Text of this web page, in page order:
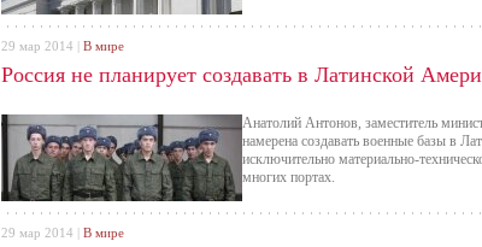
Россия не планирует создавать в Латинской
Анатолий Антонов, заместитель
намерена создавать военные базы в
исключительно материально-
многих портах.
29 мар 2014 | В мире
29 мар 2014 | В мире